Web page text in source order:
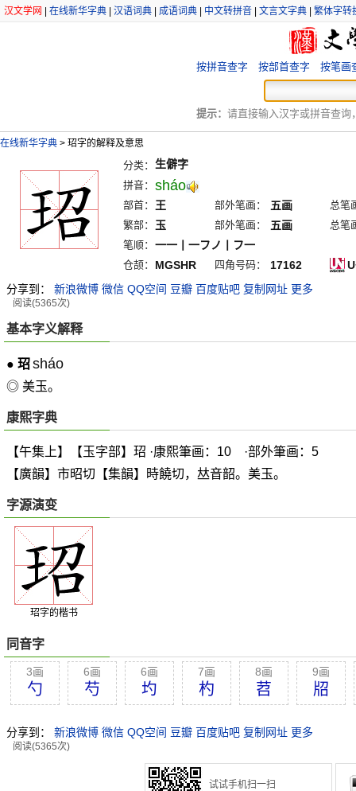
汉文学网 在线新华字典 汉语词典 成语词典 中文转拼音 文言文字典 繁体字转
按拼音查字 按部首查字 按笔画
提示： 请直接输入汉字或拼音查询
在线新华字典 > 玿字的解释及意思
分类： 生僻字
拼音： sháo
部首： 王 部外笔画： 五画
总笔
繁部：
玉 部外笔画： 五画
总笔
笔顺： 一一丨一フノ丨フ一
仓颉： MGSHR 四角号码： 17162
分享到：
新浪微博 微信 QQ空间 豆瓣 百度贴吧 复制网址 更多
阅读(5365次)
基本字义解释
● 玿sháo
◎ 美玉。
康熙字典
【午集上】【玉字部】玿 ·康熙筆画：10 ·部外筆画：5
【廣韻】市昭切【集韻】時饒切， 𠀤音韶。美玉。
字源演变
玿字的楷书
同音字
3画
勺
6画
芍
6画
圴
7画
杓
8画
苕
9画
牊
分享到： 新浪微博 微信 QQ空间 豆瓣 百度贴吧 复制网址 更多
阅读(5365次)
试试手机扫一扫